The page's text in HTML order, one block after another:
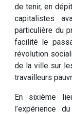
de tenir, en
capitalistes
particulière du
facilité le
révolution
de la ville sur
travailleurs
En sixième
l’expérience